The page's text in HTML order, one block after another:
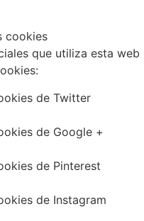
cookies
que utiliza esta web
de Twitter
de Google +
de Pinterest
de Instagram